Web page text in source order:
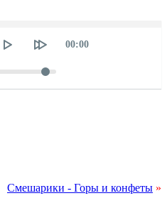
Текущее
00:00
Смешарики - Горы и конфеты »